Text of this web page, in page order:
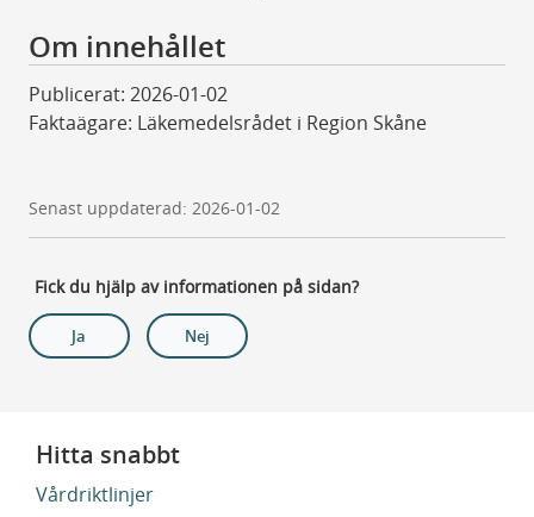
Om innehållet
Publicerat: 2026-01-02
Faktaägare: Läkemedelsrådet i Region Skåne
Senast uppdaterad: 2026-01-02
Fick du hjälp av informationen på sidan?
Ja Nej
Hitta snabbt
Vårdriktlinjer